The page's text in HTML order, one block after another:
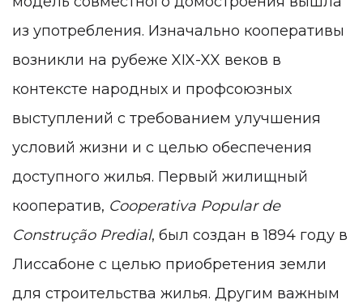
из употребления. Изначально кооперативы
возникли на рубеже XIX-XX веков в
контексте народных и профсоюзных
выступлений с требованием улучшения
условий жизни и с целью обеспечения
доступного жилья. Первый жилищный
кооператив, Cooperativa Popular de
Construção Predial, был создан в 1894 году в
Лиссабоне с целью приобретения земли
для строительства жилья. Другим важным